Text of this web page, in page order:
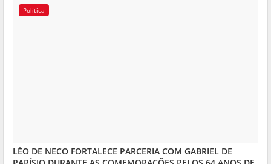
Política
LÉO DE NECO FORTALECE PARCERIA COM GABRIEL DE